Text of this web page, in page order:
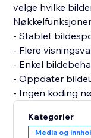
velge hvilke
- Stablet
- Flere
- Enkel
- Oppdater
- Ingen koding
Kategorier
Media og